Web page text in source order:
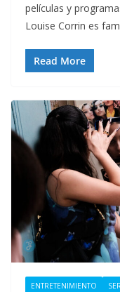
películas y
Louise Corrin es
Read More
ENTRETENIMIENTO